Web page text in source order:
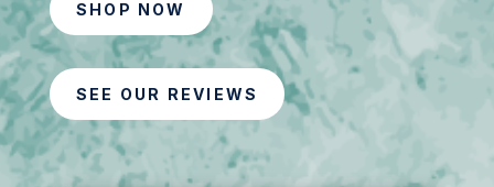
SHOP NOW
SEE OUR REVIEWS